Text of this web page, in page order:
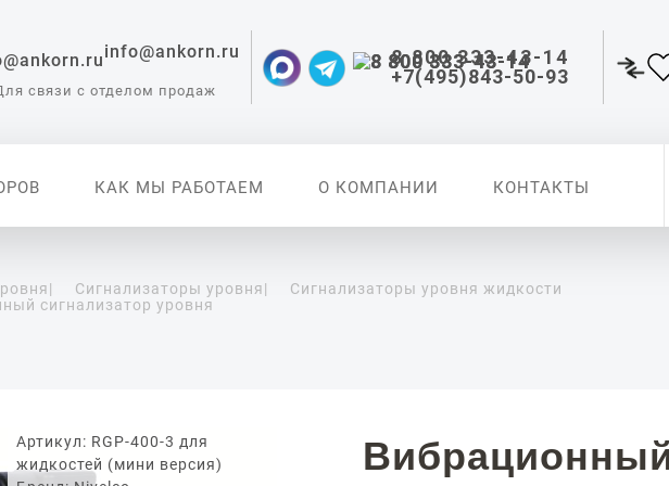
info@ankorn.ru
связи с отделом продаж
8 800 333-43-14
+7(495)843-50-93
КАК МЫ РАБОТАЕМ О КОМПАНИИ КОНТАКТЫ
для
| Сигнализаторы уровня|
Сигнализаторы уровня жидкости
сигнализатор уровня
Артикул: RGP-400-3 для
жидкостей (мини версия)